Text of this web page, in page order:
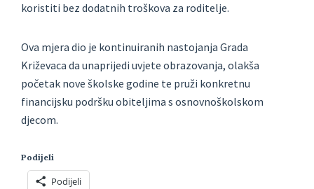
koristiti bez dodatnih troškova za roditelje.
Ova mjera dio je kontinuiranih nastojanja Grada
Križevaca da unaprijedi uvjete obrazovanja, olakša
početak nove školske godine te pruži konkretnu
financijsku podršku obiteljima s osnovnoškolskom
djecom.
Podijeli
Podijeli